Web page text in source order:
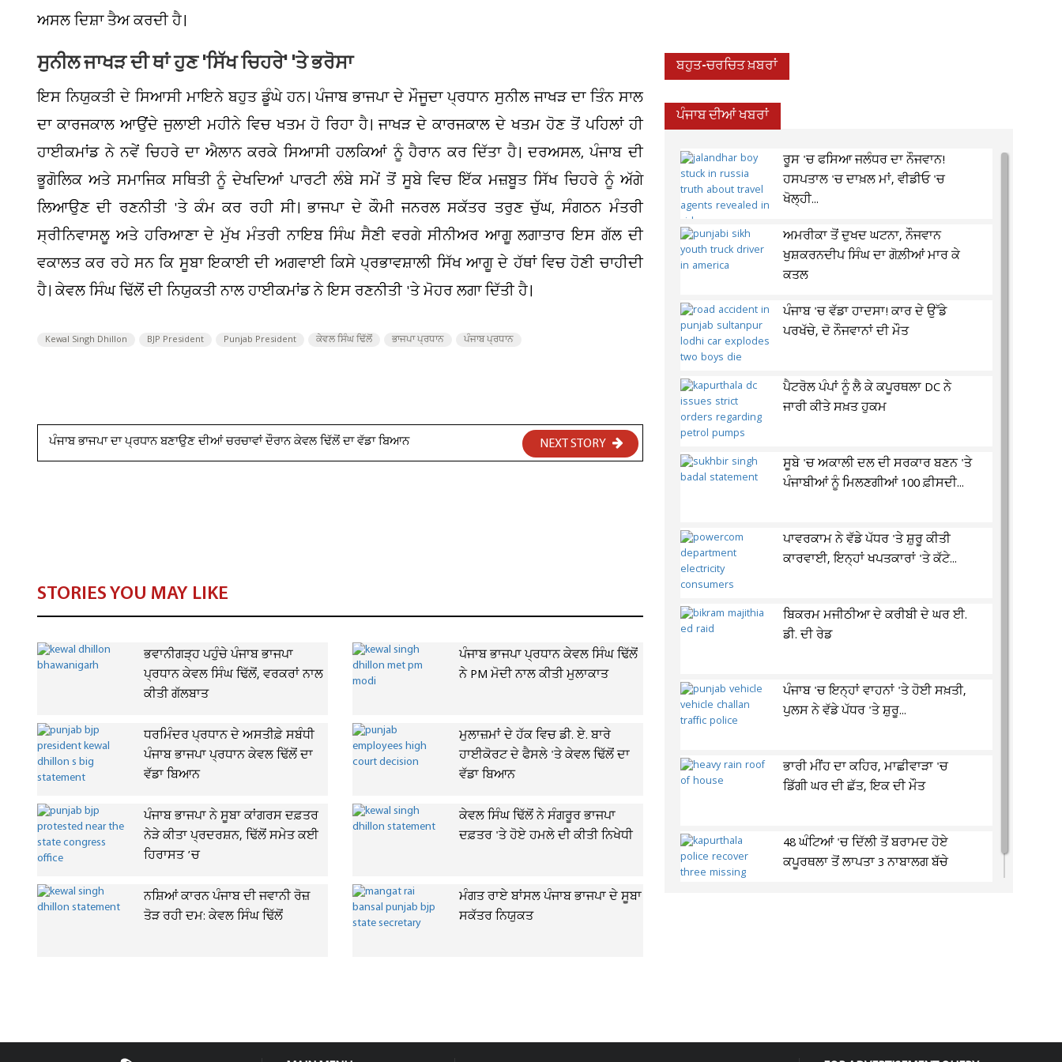
ਅਸਲ ਦਿਸ਼ਾ ਤੈਅ ਕਰਦੀ ਹੈ।
ਸੁਨੀਲ ਜਾਖੜ ਦੀ ਥਾਂ ਹੁਣ 'ਸਿੱਖ ਚਿਹਰੇ' 'ਤੇ ਭਰੋਸਾ
ਇਸ ਨਿਯੁਕਤੀ ਦੇ ਸਿਆਸੀ ਮਾਇਨੇ ਬਹੁਤ ਡੂੰਘੇ ਹਨ। ਪੰਜਾਬ ਭਾਜਪਾ ਦੇ ਮੌਜੂਦਾ ਪ੍ਰਧਾਨ ਸੁਨੀਲ ਜਾਖੜ ਦਾ ਤਿੰਨ ਸਾਲ
ਦਾ ਕਾਰਜਕਾਲ ਆਉਂਦੇ ਜੁਲਾਈ ਮਹੀਨੇ ਵਿਚ ਖਤਮ ਹੋ ਰਿਹਾ ਹੈ। ਜਾਖੜ ਦੇ ਕਾਰਜਕਾਲ ਦੇ ਖਤਮ ਹੋਣ ਤੋਂ ਪਹਿਲਾਂ ਹੀ
ਹਾਈਕਮਾਂਡ ਨੇ ਨਵੇਂ ਚਿਹਰੇ ਦਾ ਐਲਾਨ ਕਰਕੇ ਸਿਆਸੀ ਹਲਕਿਆਂ ਨੂੰ ਹੈਰਾਨ ਕਰ ਦਿੱਤਾ ਹੈ। ਦਰਅਸਲ, ਪੰਜਾਬ ਦੀ
ਭੂਗੋਲਿਕ ਅਤੇ ਸਮਾਜਿਕ ਸਥਿਤੀ ਨੂੰ ਦੇਖਦਿਆਂ ਪਾਰਟੀ ਲੰਬੇ ਸਮੇਂ ਤੋਂ ਸੂਬੇ ਵਿਚ ਇੱਕ ਮਜ਼ਬੂਤ ਸਿੱਖ ਚਿਹਰੇ ਨੂੰ ਅੱਗੇ
ਲਿਆਉਣ ਦੀ ਰਣਨੀਤੀ 'ਤੇ ਕੰਮ ਕਰ ਰਹੀ ਸੀ। ਭਾਜਪਾ ਦੇ ਕੌਮੀ ਜਨਰਲ ਸਕੱਤਰ ਤਰੁਣ ਚੁੱਘ, ਸੰਗਠਨ ਮੰਤਰੀ
ਸ੍ਰੀਨਿਵਾਸਲੂ ਅਤੇ ਹਰਿਆਣਾ ਦੇ ਮੁੱਖ ਮੰਤਰੀ ਨਾਇਬ ਸਿੰਘ ਸੈਣੀ ਵਰਗੇ ਸੀਨੀਅਰ ਆਗੂ ਲਗਾਤਾਰ ਇਸ ਗੱਲ ਦੀ
ਵਕਾਲਤ ਕਰ ਰਹੇ ਸਨ ਕਿ ਸੂਬਾ ਇਕਾਈ ਦੀ ਅਗਵਾਈ ਕਿਸੇ ਪ੍ਰਭਾਵਸ਼ਾਲੀ ਸਿੱਖ ਆਗੂ ਦੇ ਹੱਥਾਂ ਵਿਚ ਹੋਣੀ ਚਾਹੀਦੀ
ਹੈ। ਕੇਵਲ ਸਿੰਘ ਢਿੱਲੋਂ ਦੀ ਨਿਯੁਕਤੀ ਨਾਲ ਹਾਈਕਮਾਂਡ ਨੇ ਇਸ ਰਣਨੀਤੀ 'ਤੇ ਮੋਹਰ ਲਗਾ ਦਿੱਤੀ ਹੈ।
Kewal Singh Dhillon BJP President Punjab President ਕੇਵਲ ਸਿੰਘ ਢਿੱਲੋਂ ਭਾਜਪਾ ਪ੍ਰਧਾਨ ਪੰਜਾਬ ਪ੍ਰਧਾਨ
ਪੰਜਾਬ ਭਾਜਪਾ ਦਾ ਪ੍ਰਧਾਨ ਬਣਾਉਣ ਦੀਆਂ ਚਰਚਾਵਾਂ ਦੌਰਾਨ ਕੇਵਲ ਢਿੱਲੋਂ ਦਾ ਵੱਡਾ ਬਿਆਨ NEXT STORY
STORIES YOU MAY LIKE
ਭਵਾਨੀਗੜ੍ਹ ਪਹੁੰਚੇ ਪੰਜਾਬ ਭਾਜਪਾ
ਪ੍ਰਧਾਨ ਕੇਵਲ ਸਿੰਘ ਢਿੱਲੋਂ, ਵਰਕਰਾਂ ਨਾਲ
ਕੀਤੀ ਗੱਲਬਾਤ
ਪੰਜਾਬ ਭਾਜਪਾ ਪ੍ਰਧਾਨ ਕੇਵਲ ਸਿੰਘ ਢਿੱਲੋਂ
ਨੇ PM ਮੋਦੀ ਨਾਲ ਕੀਤੀ ਮੁਲਾਕਾਤ
ਧਰਮਿੰਦਰ ਪ੍ਰਧਾਨ ਦੇ ਅਸਤੀਫ਼ੇ ਸਬੰਧੀ
ਪੰਜਾਬ ਭਾਜਪਾ ਪ੍ਰਧਾਨ ਕੇਵਲ ਢਿੱਲੋਂ ਦਾ
ਵੱਡਾ ਬਿਆਨ
ਮੁਲਾਜ਼ਮਾਂ ਦੇ ਹੱਕ ਵਿਚ ਡੀ. ਏ. ਬਾਰੇ
ਹਾਈਕੋਰਟ ਦੇ ਫੈਸਲੇ 'ਤੇ ਕੇਵਲ ਢਿੱਲੋਂ ਦਾ
ਵੱਡਾ ਬਿਆਨ
ਪੰਜਾਬ ਭਾਜਪਾ ਨੇ ਸੂਬਾ ਕਾਂਗਰਸ ਦਫ਼ਤਰ
ਨੇੜੇ ਕੀਤਾ ਪ੍ਰਦਰਸ਼ਨ, ਢਿੱਲੋਂ ਸਮੇਤ ਕਈ
ਹਿਰਾਸਤ ’ਚ
ਕੇਵਲ ਸਿੰਘ ਢਿੱਲੋਂ ਨੇ ਸੰਗਰੂਰ ਭਾਜਪਾ
ਦਫ਼ਤਰ 'ਤੇ ਹੋਏ ਹਮਲੇ ਦੀ ਕੀਤੀ ਨਿਖੇਧੀ
ਨਸ਼ਿਆਂ ਕਾਰਨ ਪੰਜਾਬ ਦੀ ਜਵਾਨੀ ਰੋਜ਼
ਤੋੜ ਰਹੀ ਦਮ: ਕੇਵਲ ਸਿੰਘ ਢਿੱਲੋਂ
ਮੰਗਤ ਰਾਏ ਬਾਂਸਲ ਪੰਜਾਬ ਭਾਜਪਾ ਦੇ ਸੂਬਾ
ਸਕੱਤਰ ਨਿਯੁਕਤ
ਬਹੁਤ-ਚਰਚਿਤ ਖ਼ਬਰਾਂ
ਪੰਜਾਬ ਦੀਆਂ ਖਬਰਾਂ
ਰੂਸ 'ਚ ਫਸਿਆ ਜਲੰਧਰ ਦਾ ਨੌਜਵਾਨ!
ਹਸਪਤਾਲ 'ਚ ਦਾਖ਼ਲ ਮਾਂ, ਵੀਡੀਓ 'ਚ
ਖੋਲ੍ਹੀ...
ਅਮਰੀਕਾ ਤੋਂ ਦੁਖਦ ਘਟਨਾ, ਨੌਜਵਾਨ
ਖੁਸ਼ਕਰਨਦੀਪ ਸਿੰਘ ਦਾ ਗੋਲ਼ੀਆਂ ਮਾਰ ਕੇ
ਕਤਲ
ਪੰਜਾਬ 'ਚ ਵੱਡਾ ਹਾਦਸਾ! ਕਾਰ ਦੇ ਉੱਡੇ
ਪਰਖੱਚੇ, ਦੋ ਨੌਜਵਾਨਾਂ ਦੀ ਮੌਤ
ਪੈਟਰੋਲ ਪੰਪਾਂ ਨੂੰ ਲੈ ਕੇ ਕਪੂਰਥਲਾ DC ਨੇ
ਜਾਰੀ ਕੀਤੇ ਸਖ਼ਤ ਹੁਕਮ
ਸੂਬੇ 'ਚ ਅਕਾਲੀ ਦਲ ਦੀ ਸਰਕਾਰ ਬਣਨ 'ਤੇ
ਪੰਜਾਬੀਆਂ ਨੂੰ ਮਿਲਣਗੀਆਂ 100 ਫ਼ੀਸਦੀ...
ਪਾਵਰਕਾਮ ਨੇ ਵੱਡੇ ਪੱਧਰ 'ਤੇ ਸ਼ੁਰੂ ਕੀਤੀ
ਕਾਰਵਾਈ, ਇਨ੍ਹਾਂ ਖਪਤਕਾਰਾਂ 'ਤੇ ਕੱਟੇ...
ਬਿਕਰਮ ਮਜੀਠੀਆ ਦੇ ਕਰੀਬੀ ਦੇ ਘਰ ਈ.
ਡੀ. ਦੀ ਰੇਡ
ਪੰਜਾਬ 'ਚ ਇਨ੍ਹਾਂ ਵਾਹਨਾਂ 'ਤੇ ਹੋਈ ਸਖ਼ਤੀ,
ਪੁਲਸ ਨੇ ਵੱਡੇ ਪੱਧਰ 'ਤੇ ਸ਼ੁਰੂ...
ਭਾਰੀ ਮੀਂਹ ਦਾ ਕਹਿਰ, ਮਾਛੀਵਾੜਾ 'ਚ
ਡਿੱਗੀ ਘਰ ਦੀ ਛੱਤ, ਇਕ ਦੀ ਮੌਤ
48 ਘੰਟਿਆਂ 'ਚ ਦਿੱਲੀ ਤੋਂ ਬਰਾਮਦ ਹੋਏ
ਕਪੂਰਥਲਾ ਤੋਂ ਲਾਪਤਾ 3 ਨਾਬਾਲਗ ਬੱਚੇ